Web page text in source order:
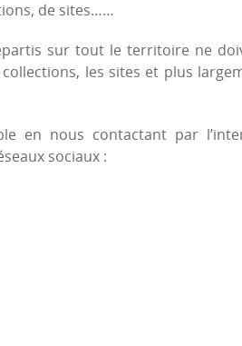
de sites……
sur tout le territoire ne
les sites et plus
en nous contactant par
sociaux :